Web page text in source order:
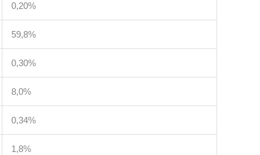
0,20%
59,8%
0,30%
8,0%
0,34%
1,8%